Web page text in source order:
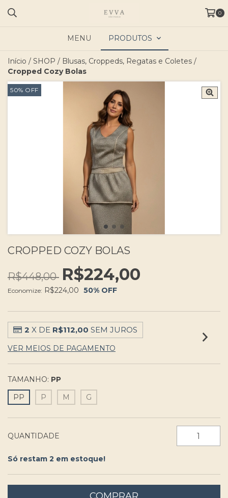
0
MENU PRODUTOS
Início / SHOP / Blusas, Croppeds, Regatas e Coletes /
Cropped Cozy Bolas
50% OFF
CROPPED COZY BOLAS
R$448,00 R$224,00
Economize: R$224,00 50% OFF
2 X DE R$112,00 SEM JUROS
VER MEIOS DE PAGAMENTO
TAMANHO: PP
PP
P M G
QUANTIDADE
Só restam 2 em estoque!